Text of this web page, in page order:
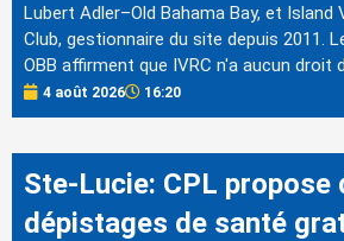
Lubert Adler–Old Bahama Bay, et
Club, gestionnaire du site depuis 2011.
OBB affirment que IVRC n'a aucun droit
4 août 2026 16:20
Ste-Lucie: CPL propose
dépistages de santé